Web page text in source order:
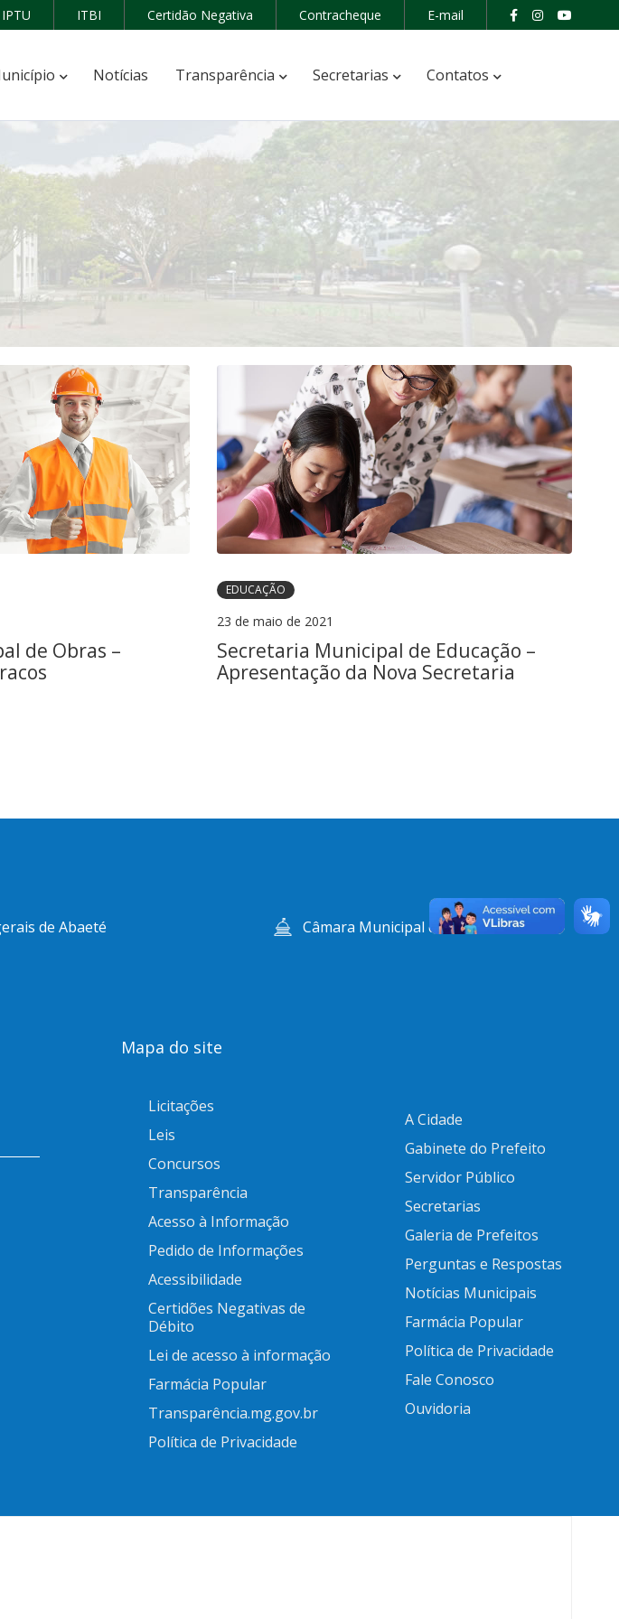
IPTU ITBI Certidão Negativa Contracheque E-mail
Notícias Transparência Secretarias Contatos
de Obras –
EDUCAÇÃO
23 de maio de 2021
Secretaria Municipal de Educação –
Apresentação da Nova Secretaria
de Abaeté Câmara Municipal de Abaeté
Mapa do site
Licitações
Leis
Concursos
Transparência
Acesso à Informação
Pedido de Informações
Acessibilidade
Certidões Negativas de
Débito
Lei de acesso à informação
Farmácia Popular
Transparência.mg.gov.br
Política de Privacidade
A Cidade
Gabinete do Prefeito
Servidor Público
Secretarias
Galeria de Prefeitos
Perguntas e Respostas
Notícias Municipais
Farmácia Popular
Política de Privacidade
Fale Conosco
Ouvidoria